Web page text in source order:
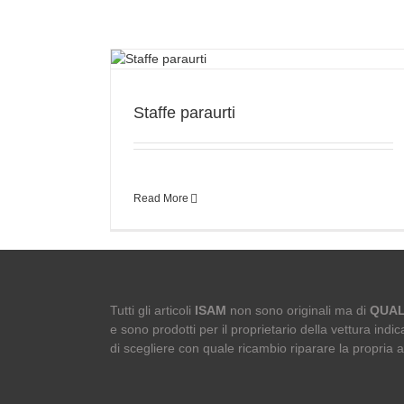
Staffe paraurti
Read More
Tutti gli articoli ISAM non sono originali ma di
e sono prodotti per il proprietario della vettura
di scegliere con quale ricambio riparare la propria